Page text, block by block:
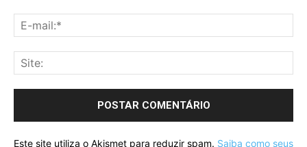
Este site utiliza o Akismet para reduzir spam. Saiba como seus